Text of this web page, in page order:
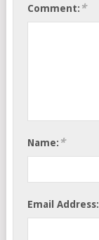
Comment: *
Name: *
Email Address: